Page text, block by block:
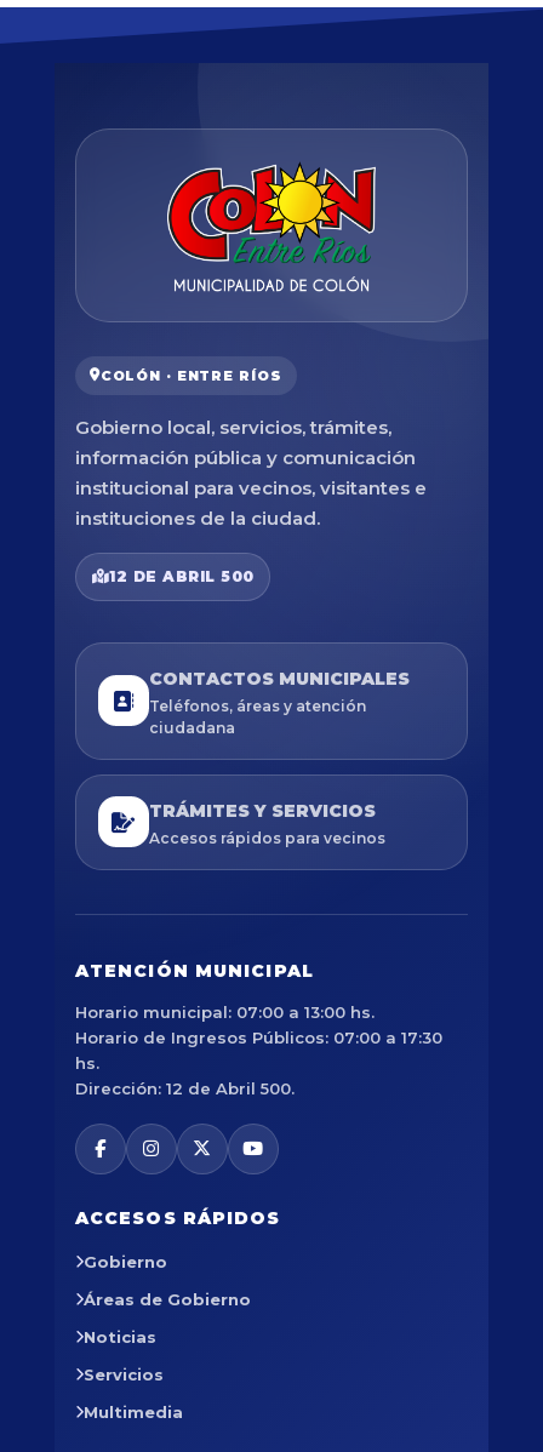
COLÓN · ENTRE RÍOS
Gobierno local, servicios, trámites,
información pública y comunicación
institucional para vecinos, visitantes e
instituciones de la ciudad.
12 DE ABRIL 500
CONTACTOS MUNICIPALES
Teléfonos, áreas y atención
ciudadana
TRÁMITES Y SERVICIOS
Accesos rápidos para vecinos
ATENCIÓN MUNICIPAL
Horario municipal: 07:00 a 13:00 hs.
Horario de Ingresos Públicos: 07:00 a 17:30
hs.
Dirección: 12 de Abril 500.
ACCESOS RÁPIDOS
Gobierno
Áreas de Gobierno
Noticias
Servicios
Multimedia